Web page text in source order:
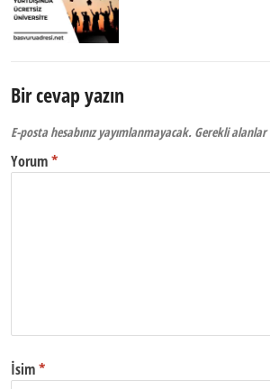
Bir cevap yazın
E-posta hesabınız yayımlanmayacak. Gerekli alanlar
Yorum*
İsim*